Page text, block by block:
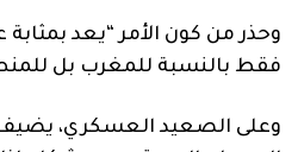
وحذر من كون الأمر “يعد
فقط بالنسبة للمغرب بل
وعلى الصعيد العسكري، يضيف